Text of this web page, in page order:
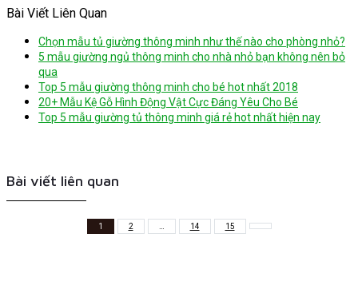
Bài Viết Liên Quan
Chọn mẫu tủ giường thông minh như thế nào cho phòng nhỏ?
5 mẫu giường ngủ thông minh cho nhà nhỏ bạn không nên bỏ
qua
Top 5 mẫu giường thông minh cho bé hot nhất 2018
20+ Mẫu Kệ Gỗ Hình Động Vật Cực Đáng Yêu Cho Bé
Top 5 mẫu giường tủ thông minh giá rẻ hot nhất hiện nay
Bài viết liên quan
1 2 14 15